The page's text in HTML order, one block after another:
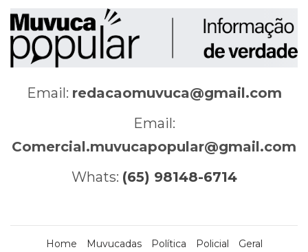
Email: redacaomuvuca@gmail.com
Email:
Comercial.muvucapopular@gmail.com
Whats: (65) 98148-6714
Home Muvucadas Política Policial Geral